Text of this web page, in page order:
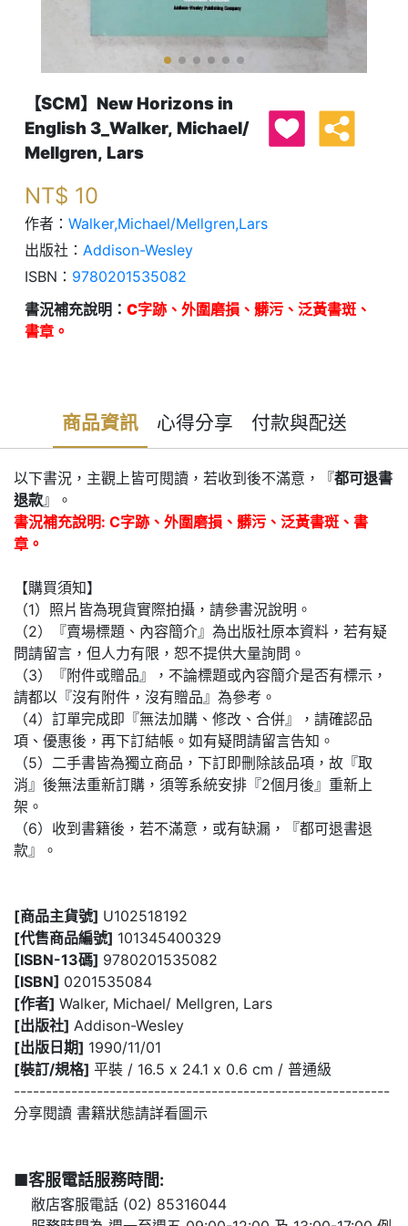
【SCM】New Horizons in
English 3_Walker, Michael/
Mellgren, Lars
NT$ 10
作者： Walker,Michael/Mellgren,Lars
出版社： Addison-Wesley
ISBN： 9780201535082
書況補充說明： C字跡、外圍磨損、髒污、泛黃書斑、
書章。
商品資訊 心得分享 付款與配送
以下書況，主觀上皆可閱讀，若收到後不滿意，『都可退書
退款』。
書況補充說明: C字跡、外圍磨損、髒污、泛黃書斑、書
章。
【購買須知】
（1）照片皆為現貨實際拍攝，請參書況說明。
（2）『賣場標題、內容簡介』為出版社原本資料，若有疑
問請留言，但人力有限，恕不提供大量詢問。
（3）『附件或贈品』，不論標題或內容簡介是否有標示，
請都以『沒有附件，沒有贈品』為參考。
（4）訂單完成即『無法加購、修改、合併』，請確認品
項、優惠後，再下訂結帳。如有疑問請留言告知。
（5）二手書皆為獨立商品，下訂即刪除該品項，故『取
消』後無法重新訂購，須等系統安排『2個月後』重新上
架。
（6）收到書籍後，若不滿意，或有缺漏，『都可退書退
款』。
[商品主貨號] U102518192
[代售商品編號] 101345400329
[ISBN-13碼] 9780201535082
[ISBN] 0201535084
[作者] Walker, Michael/ Mellgren, Lars
[出版社] Addison-Wesley
[出版日期] 1990/11/01
[裝訂/規格] 平裝 / 16.5 x 24.1 x 0.6 cm / 普通級
-----------------------------------------------------------
分享閱讀 書籍狀態請詳看圖示
■客服電話服務時間:
敝店客服電話 (02) 85316044